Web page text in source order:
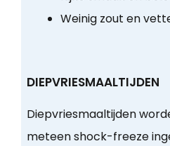
Weinig zout en
DIEPVRIESMAALTIJDEN
Diepvriesmaaltijden
meteen shock-freeze